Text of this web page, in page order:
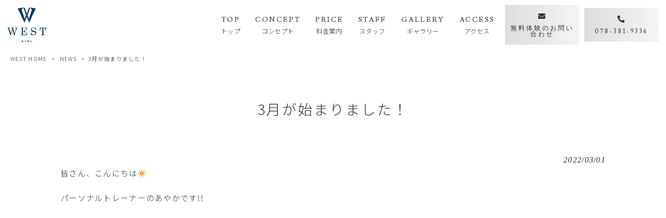
TOP
トップ
CONCEPT
コンセプト
PRICE
料金案内
STAFF
スタッフ
GALLERY
ギャラリー
ACCESS
アクセス
無料体験のお問い
合わせ 078-381-9336
WEST HOME > NEWS > 3月が始まりました！
3月が始まりました！
2022/03/01
皆さん、こんにちは
パーソナルトレーナーのあやかです!!